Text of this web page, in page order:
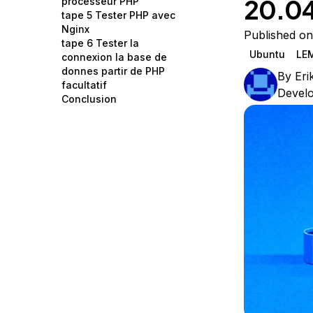
Storage
Browse all products
Startups and SMBs
Web and App Platforms
See all solutions
tape 5 Tester PHP avec
Nginx
tape 6 Tester la
connexion la base de
donnes partir de PHP
facultatif
Conclusion
Published
Ubuntu
By